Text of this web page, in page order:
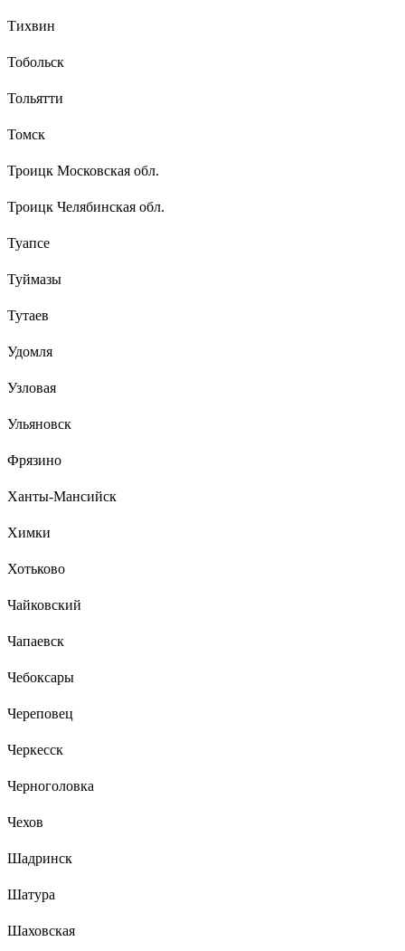
Тихвин
Тобольск
Тольятти
Томск
Троицк Московская обл.
Троицк Челябинская обл.
Туапсе
Туймазы
Тутаев
Удомля
Узловая
Ульяновск
Фрязино
Ханты-Мансийск
Химки
Хотьково
Чайковский
Чапаевск
Чебоксары
Череповец
Черкесск
Черноголовка
Чехов
Шадринск
Шатура
Шаховская